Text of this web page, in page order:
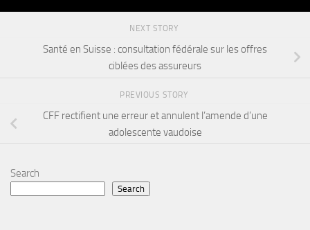
NEXT STORY
Santé en Suisse : consultation fédérale sur les offres
ciblées des assureurs
PREVIOUS STORY
CFF rectifient une erreur et annulent l’amende d’une
adolescente vaudoise
Search
Search